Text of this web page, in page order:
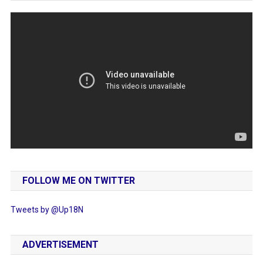
FOLLOW ME ON TWITTER
Tweets by @Up18N
ADVERTISEMENT